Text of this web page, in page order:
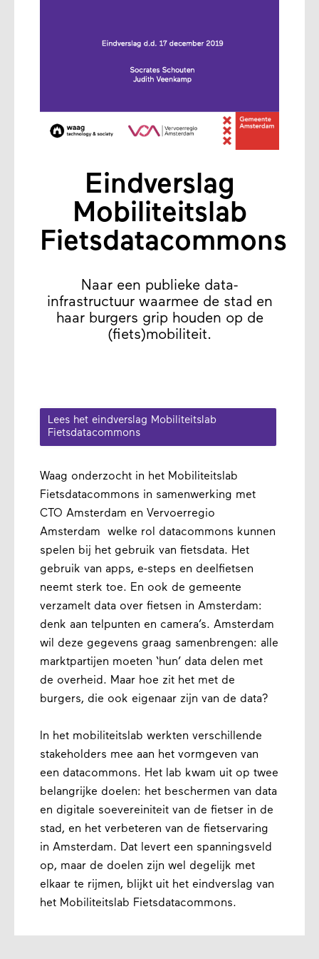
Eindverslag
Mobiliteitslab
Fietsdatacommons
Naar een publieke data-
infrastructuur waarmee de stad en
haar burgers grip houden op de
(fiets)mobiliteit.
Lees het eindverslag Mobiliteitslab
Fietsdatacommons
Waag onderzocht in het Mobiliteitslab
Fietsdatacommons in samenwerking met
CTO Amsterdam en Vervoerregio
Amsterdam welke rol datacommons kunnen
spelen bij het gebruik van fietsdata. Het
gebruik van apps, e-steps en deelfietsen
neemt sterk toe. En ook de gemeente
verzamelt data over fietsen in Amsterdam:
denk aan telpunten en camera’s. Amsterdam
wil deze gegevens graag samenbrengen: alle
marktpartijen moeten ‘hun’ data delen met
de overheid. Maar hoe zit het met de
burgers, die ook eigenaar zijn van de data?
In het mobiliteitslab werkten verschillende
stakeholders mee aan het vormgeven van
een datacommons. Het lab kwam uit op twee
belangrijke doelen: het beschermen van data
en digitale soevereiniteit van de fietser in de
stad, en het verbeteren van de fietservaring
in Amsterdam. Dat levert een spanningsveld
op, maar de doelen zijn wel degelijk met
elkaar te rijmen, blijkt uit het eindverslag van
het Mobiliteitslab Fietsdatacommons.